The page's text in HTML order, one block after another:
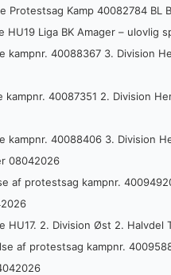
Protestsag Kamp 40082784 BL
HU19 Liga BK Amager – ulovlig
kampnr. 40088367 3. Division
kampnr. 40087351 2. Division
kampnr. 40088406 3. Division
08042026
af protestsag kampnr.
HU17. 2. Division Øst 2. Halvdel
af protestsag kampnr.